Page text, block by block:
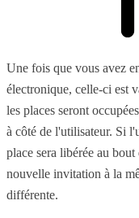
Une fois que vous avez
électronique, celle-ci est
les places seront
à côté de l'utilisateur. Si
place sera libérée au
nouvelle invitation à la
différente.